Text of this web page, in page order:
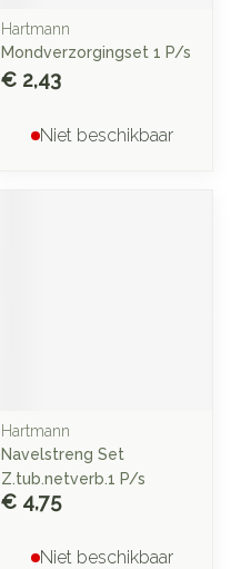
Hartmann
Mondverzorgingset 1 P/s
€ 2,43
Niet beschikbaar
Hartmann
Navelstreng Set
Z.tub.netverb.1 P/s
€ 4,75
Niet beschikbaar